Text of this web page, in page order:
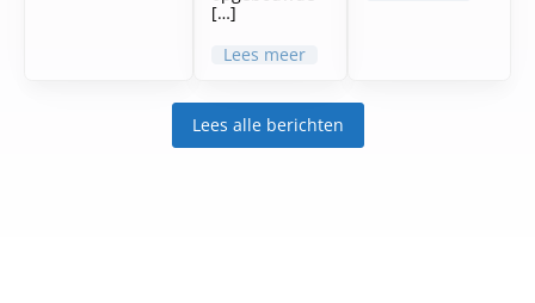
[…]
Lees meer
Lees alle berichten